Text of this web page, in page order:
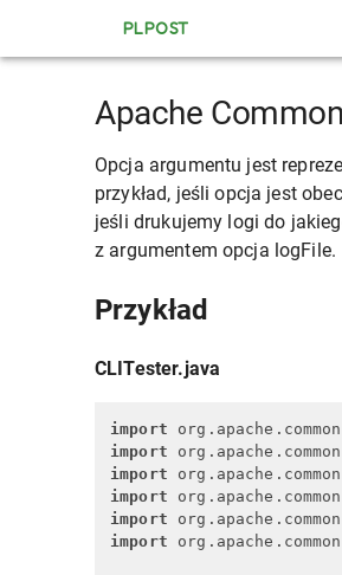
PLPOST
Apache
Opcja argumentu jest
przykład, jeśli opcja jest
jeśli drukujemy logi do
z argumentem opcja logFile.
Przykład
CLITester.java
import
import
import
import
import
import